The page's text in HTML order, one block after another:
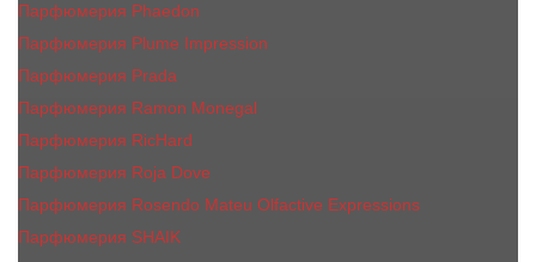
Парфюмерия Phaedon
Парфюмерия Plume Impression
Парфюмерия Prada
Парфюмерия Ramon Monegal
Парфюмерия RicHard
Парфюмерия Roja Dove
Парфюмерия Rosendo Mateu Olfactive Expressions
Парфюмерия SHAIK